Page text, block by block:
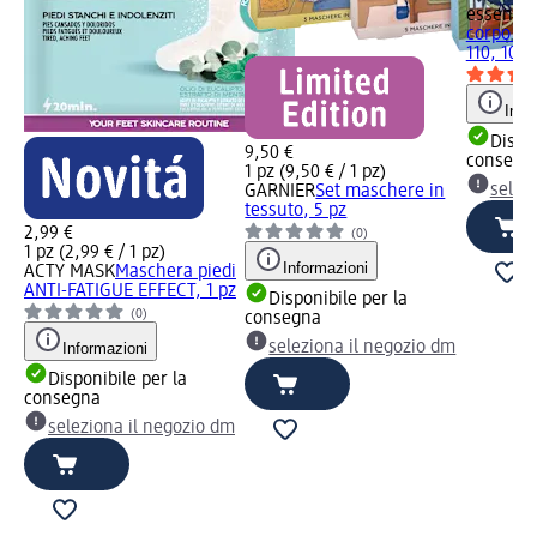
2,99 €
1 pz (2,99 € / 1 pz)
ACTY MASKMaschera piedi
ANTI-FATIGUE EFFECT, 1 pz
(0)
Informazioni
Disponibile per la
consegna
seleziona il negozio dm
9,50 €
1 pz (9,50 € / 1 pz)
GARNIERSet maschere in
tessuto, 5 pz
(0)
Informazioni
Disponibile per la
consegna
seleziona il negozio dm
essence
corpo
110, 100